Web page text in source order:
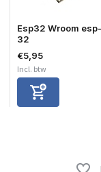
Esp32 Wroom esp-
32
€5,95
Incl. btw